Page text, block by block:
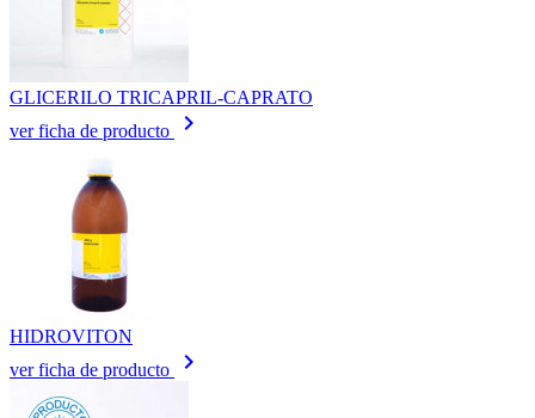
GLICERILO TRICAPRIL-CAPRATO
ver ficha de producto
keyboard_arrow_right
HIDROVITON
ver ficha de producto
keyboard_arrow_right